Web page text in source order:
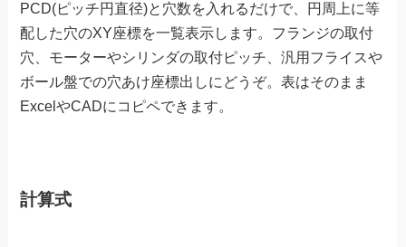
PCD(ピッチ円直径)と穴数を入れるだけで、円周上に等
配した穴のXY座標を一覧表示します。フランジの取付
穴、モーターやシリンダの取付ピッチ、汎用フライスや
ボール盤での穴あけ座標出しにどうぞ。表はそのまま
ExcelやCADにコピペできます。
計算式